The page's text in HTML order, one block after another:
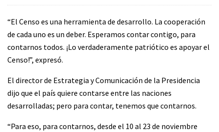
“El Censo es una herramienta de desarrollo. La cooperación
de cada uno es un deber. Esperamos contar contigo, para
contarnos todos. ¡Lo verdaderamente patriótico es apoyar el
Censo!”, expresó.
El director de Estrategia y Comunicación de la Presidencia
dijo que el país quiere contarse entre las naciones
desarrolladas; pero para contar, tenemos que contarnos.
“Para eso, para contarnos, desde el 10 al 23 de noviembre